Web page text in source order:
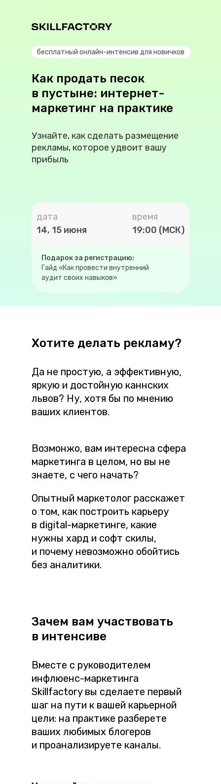
Как продать песок
в пустыне: интернет-
маркетинг на практике
Узнайте, как сделать размещение
рекламы, которое удвоит вашу
прибыль
бесплатный онлайн-интенсив для новичков
дата
время
14, 15 июня
19:00 (МСК)
Подарок за регистрацию:
Гайд «Как провести внутренний
аудит своих навыков»
Хотите делать рекламу?
Да не простую, а эффективную,
яркую и достойную каннских
львов? Ну, хотя бы по мнению
ваших клиентов.
Возмонжо, вам интересна сфера
маркетинга в целом, но вы не
знаете, с чего начать?
Опытный маркетолог расскажет
о том, как построить карьеру
в digital-маркетинге, какие
нужны хард и софт скилы,
и почему невозможно обойтись
без аналитики.
Зачем вам участвовать
в интенсиве
Вместе с руководителем
инфлюенс-маркетинга
Skillfactory вы сделаете первый
шаг на пути к вашей карьерной
цели: на практике разберете
ваших любимых блогеров
и проанализируете каналы.